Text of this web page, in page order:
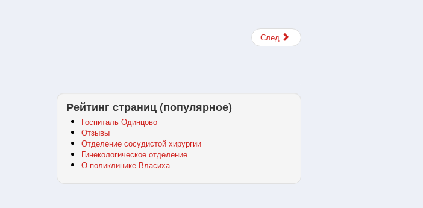
След
Рейтинг страниц (популярное)
Госпиталь Одинцово
Отзывы
Отделение сосудистой хирургии
Гинекологическое отделение
О поликлинике Власиха